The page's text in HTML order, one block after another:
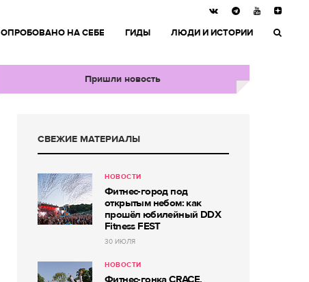
ОПРОБОВАНО НА СЕБЕ ГИДЫ ЛЮДИ И ИСТОРИИ
Пришли новость
СВЕЖИЕ МАТЕРИАЛЫ
НОВОСТИ
Фитнес-город под
открытым небом: как
прошёл юбилейный DDX
Fitness FEST
30 ИЮЛЯ
НОВОСТИ
Фитнес-гонка CRACE,